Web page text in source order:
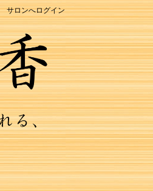
サロンへログイン